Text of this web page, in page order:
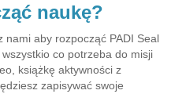
naukę?
nami aby rozpocząć PADI Seal
co potrzeba do misji
książkę aktywności z
zapisywać swoje